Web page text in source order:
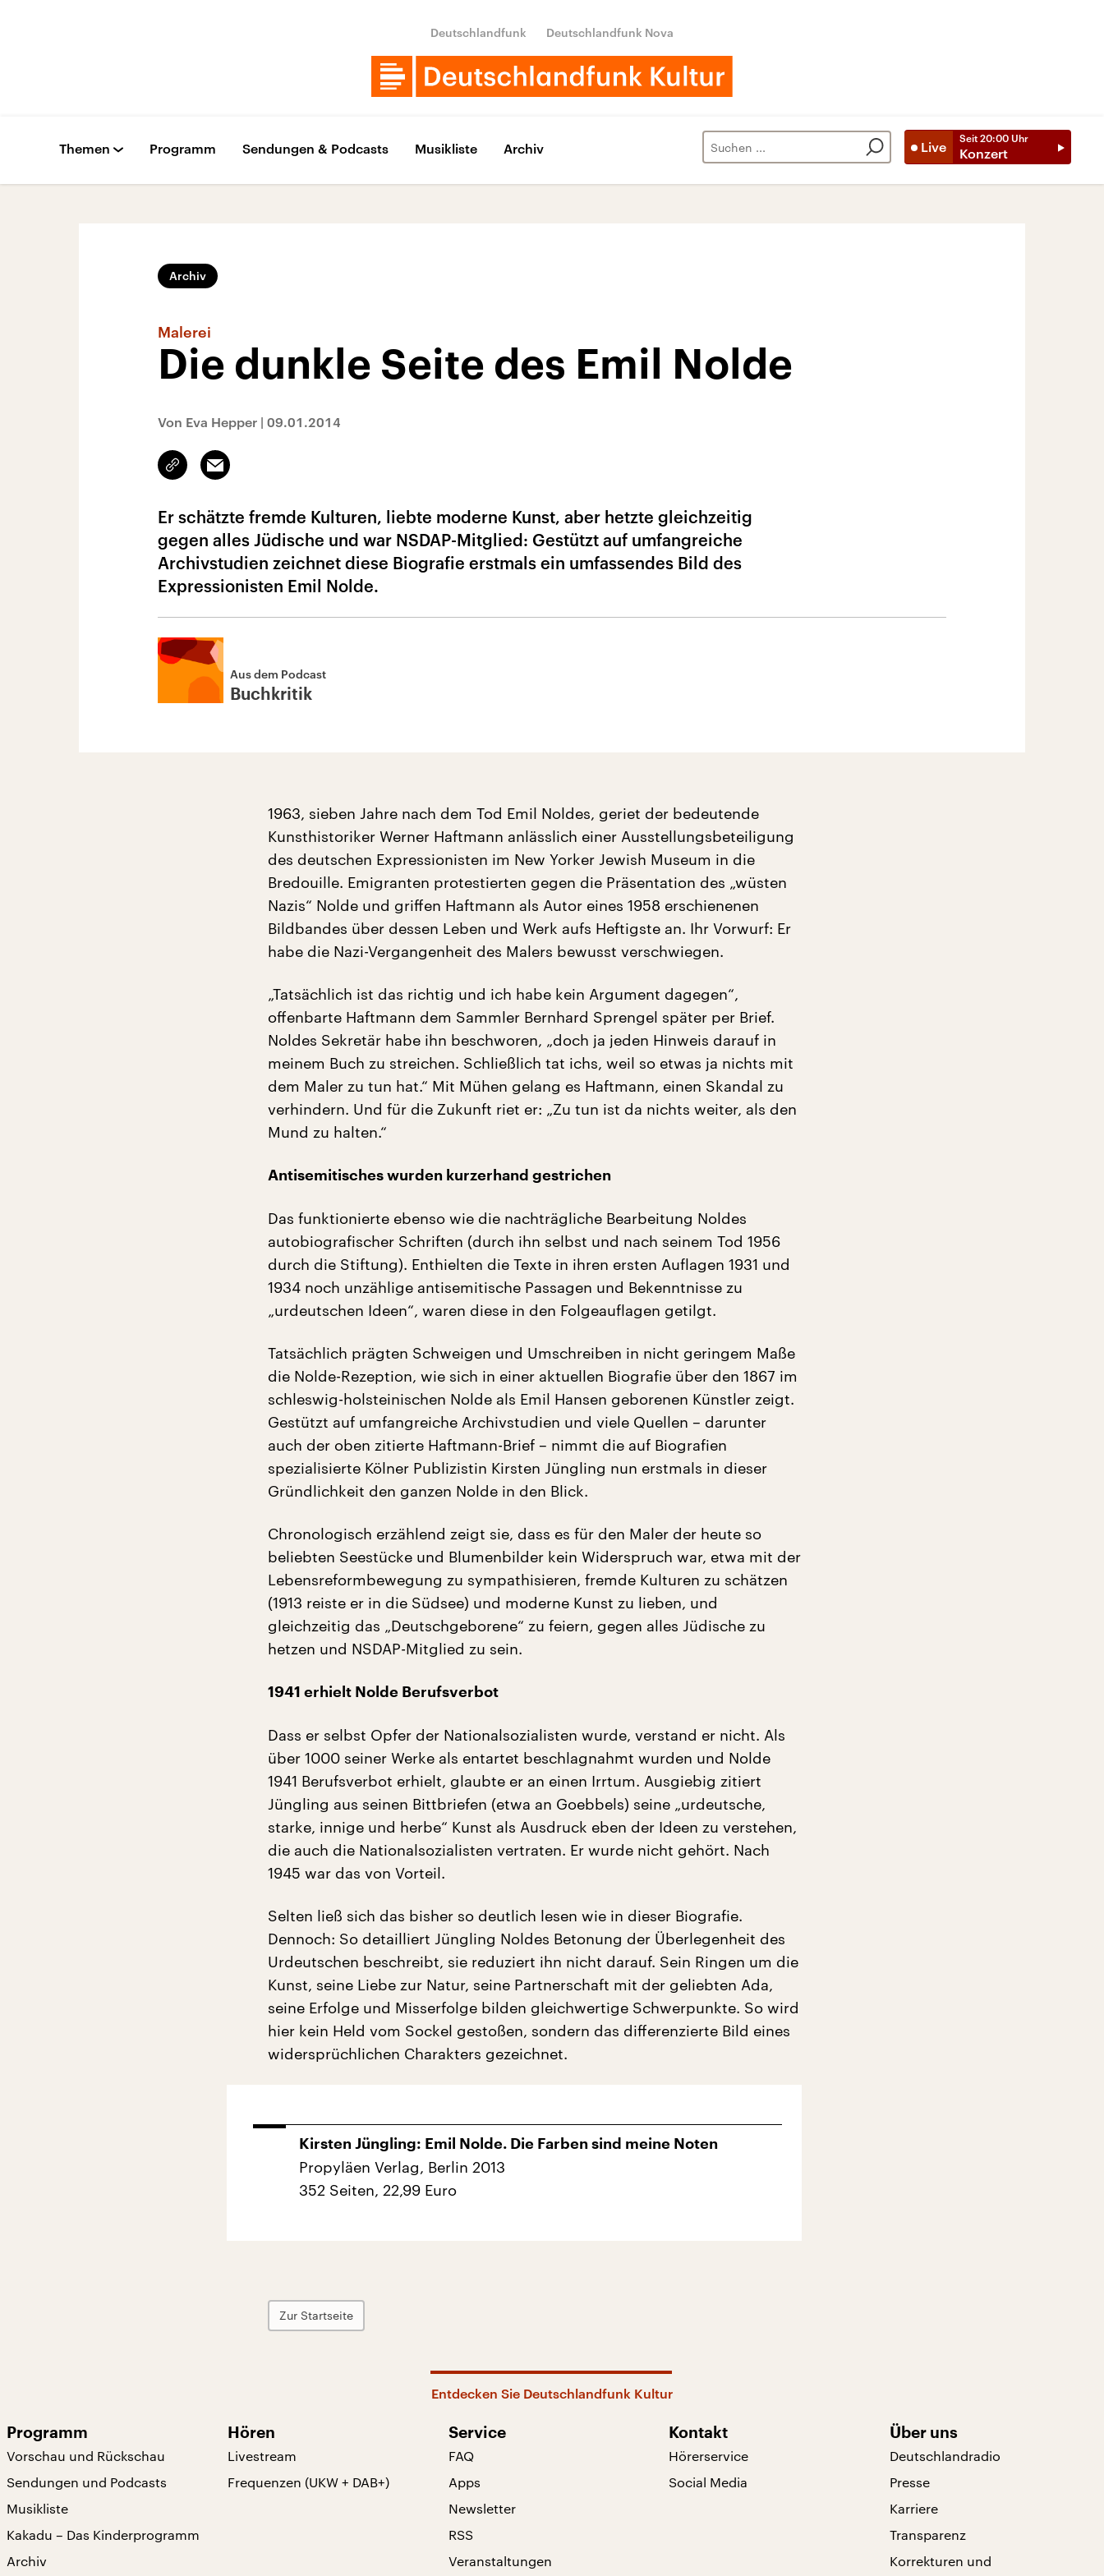
Deutschlandfunk Deutschlandfunk Nova
Live
Seit 20:00 Uhr
Konzert
Themen Programm Sendungen & Podcasts Musikliste Archiv
Archiv
Malerei
Die dunkle Seite des Emil Nolde
Von Eva Hepper | 09.01.2014
Link
kopieren/teilen
Email
Er schätzte fremde Kulturen, liebte moderne Kunst, aber hetzte gleichzeitig
gegen alles Jüdische und war NSDAP-Mitglied: Gestützt auf umfangreiche
Archivstudien zeichnet diese Biografie erstmals ein umfassendes Bild des
Expressionisten Emil Nolde.
Aus dem Podcast
Buchkritik
1963, sieben Jahre nach dem Tod Emil Noldes, geriet der bedeutende
Kunsthistoriker Werner Haftmann anlässlich einer Ausstellungsbeteiligung
des deutschen Expressionisten im New Yorker Jewish Museum in die
Bredouille. Emigranten protestierten gegen die Präsentation des „wüsten
Nazis“ Nolde und griffen Haftmann als Autor eines 1958 erschienenen
Bildbandes über dessen Leben und Werk aufs Heftigste an. Ihr Vorwurf: Er
habe die Nazi-Vergangenheit des Malers bewusst verschwiegen.
„Tatsächlich ist das richtig und ich habe kein Argument dagegen“,
offenbarte Haftmann dem Sammler Bernhard Sprengel später per Brief.
Noldes Sekretär habe ihn beschworen, „doch ja jeden Hinweis darauf in
meinem Buch zu streichen. Schließlich tat ichs, weil so etwas ja nichts mit
dem Maler zu tun hat.“ Mit Mühen gelang es Haftmann, einen Skandal zu
verhindern. Und für die Zukunft riet er: „Zu tun ist da nichts weiter, als den
Mund zu halten.“
Antisemitisches wurden kurzerhand gestrichen
Das funktionierte ebenso wie die nachträgliche Bearbeitung Noldes
autobiografischer Schriften (durch ihn selbst und nach seinem Tod 1956
durch die Stiftung). Enthielten die Texte in ihren ersten Auflagen 1931 und
1934 noch unzählige antisemitische Passagen und Bekenntnisse zu
„urdeutschen Ideen“, waren diese in den Folgeauflagen getilgt.
Tatsächlich prägten Schweigen und Umschreiben in nicht geringem Maße
die Nolde-Rezeption, wie sich in einer aktuellen Biografie über den 1867 im
schleswig-holsteinischen Nolde als Emil Hansen geborenen Künstler zeigt.
Gestützt auf umfangreiche Archivstudien und viele Quellen – darunter
auch der oben zitierte Haftmann-Brief – nimmt die auf Biografien
spezialisierte Kölner Publizistin Kirsten Jüngling nun erstmals in dieser
Gründlichkeit den ganzen Nolde in den Blick.
Chronologisch erzählend zeigt sie, dass es für den Maler der heute so
beliebten Seestücke und Blumenbilder kein Widerspruch war, etwa mit der
Lebensreformbewegung zu sympathisieren, fremde Kulturen zu schätzen
(1913 reiste er in die Südsee) und moderne Kunst zu lieben, und
gleichzeitig das „Deutschgeborene“ zu feiern, gegen alles Jüdische zu
hetzen und NSDAP-Mitglied zu sein.
1941 erhielt Nolde Berufsverbot
Dass er selbst Opfer der Nationalsozialisten wurde, verstand er nicht. Als
über 1000 seiner Werke als entartet beschlagnahmt wurden und Nolde
1941 Berufsverbot erhielt, glaubte er an einen Irrtum. Ausgiebig zitiert
Jüngling aus seinen Bittbriefen (etwa an Goebbels) seine „urdeutsche,
starke, innige und herbe“ Kunst als Ausdruck eben der Ideen zu verstehen,
die auch die Nationalsozialisten vertraten. Er wurde nicht gehört. Nach
1945 war das von Vorteil.
Selten ließ sich das bisher so deutlich lesen wie in dieser Biografie.
Dennoch: So detailliert Jüngling Noldes Betonung der Überlegenheit des
Urdeutschen beschreibt, sie reduziert ihn nicht darauf. Sein Ringen um die
Kunst, seine Liebe zur Natur, seine Partnerschaft mit der geliebten Ada,
seine Erfolge und Misserfolge bilden gleichwertige Schwerpunkte. So wird
hier kein Held vom Sockel gestoßen, sondern das differenzierte Bild eines
widersprüchlichen Charakters gezeichnet.
Kirsten Jüngling: Emil Nolde. Die Farben sind meine Noten
Propyläen Verlag, Berlin 2013
352 Seiten, 22,99 Euro
Zur Startseite
Entdecken Sie Deutschlandfunk Kultur
Programm
Vorschau und Rückschau
Sendungen und Podcasts
Musikliste
Kakadu – Das Kinderprogramm
Archiv
Hören
Livestream
Frequenzen (UKW + DAB+)
Service
FAQ
Apps
Newsletter
RSS
Veranstaltungen
Kontakt
Hörerservice
Social Media
Über uns
Deutschlandradio
Presse
Karriere
Transparenz
Korrekturen und